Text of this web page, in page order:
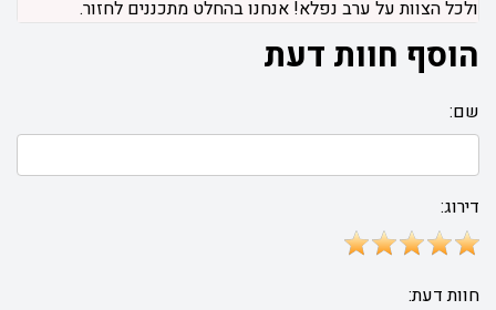
ולכל הצוות על ערב נפלא! אנחנו בהחלט מתכננים לחזור.
הוסף חוות דעת
שם:
דירוג:
חוות דעת: